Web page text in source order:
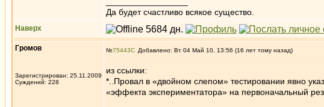
Да будет счастливо всякое существо.
Наверх
Громов
Зарегистрирован: 25.11.2009
Суждений: 228
№75443 Добавлено: Вт 04 Май 10, 13:56 (16 лет тому назад)
из ссылки:
*..Провал в «двойном слепом» тестировании явно
«эффекта экспериментатора» на первоначальный